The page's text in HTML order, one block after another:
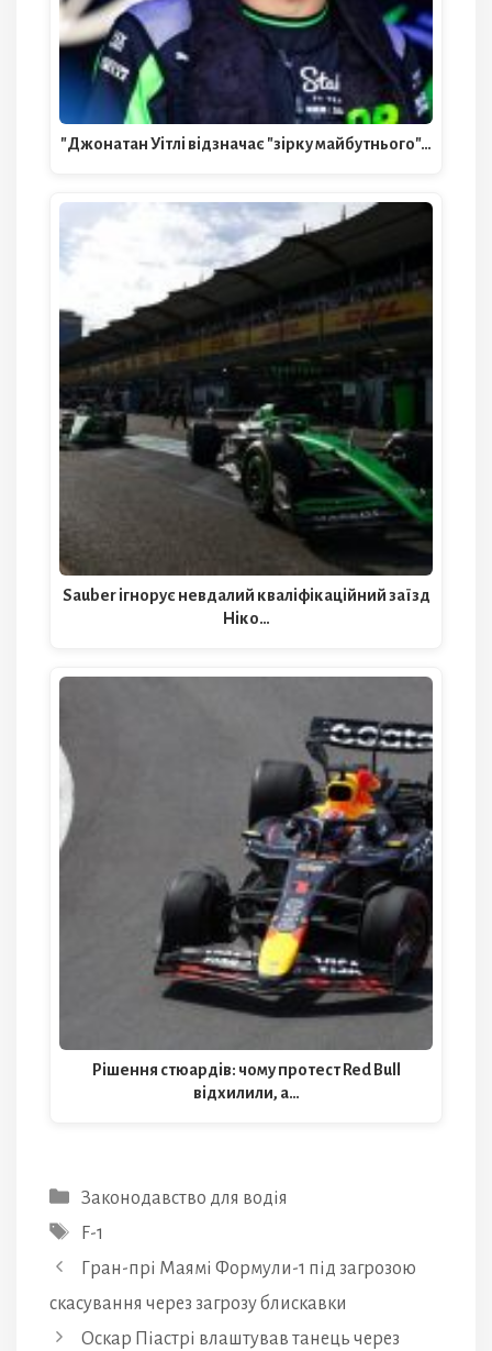
"Джонатан Уітлі відзначає "зірку майбутнього"…
Sauber ігнорує невдалий кваліфікаційний заїзд
Ніко…
Рішення стюардів: чому протест Red Bull
відхилили, а…
Категорії
Законодавство для водія
Позначки
F-1
Гран-прі Маямі Формули-1 під загрозою
скасування через загрозу блискавки
Оскар Піастрі влаштував танець через